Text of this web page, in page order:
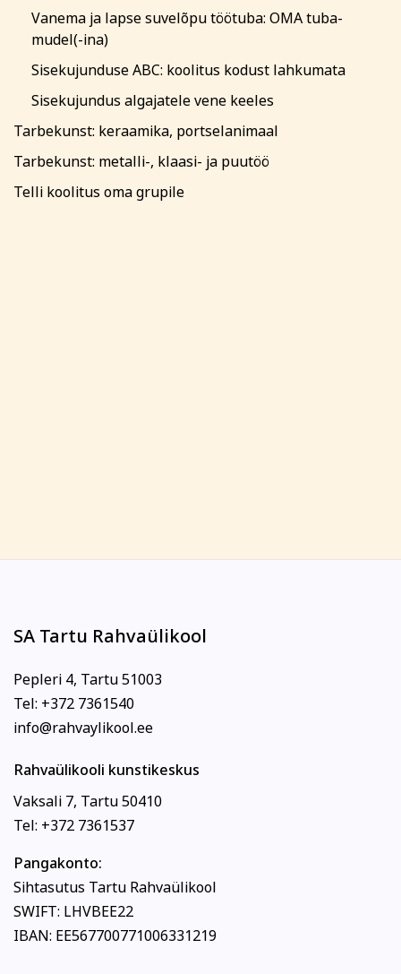
Vanema ja lapse suvelõpu töötuba: OMA tuba-
mudel(-ina)
Sisekujunduse ABC: koolitus kodust lahkumata
Sisekujundus algajatele vene keeles
Tarbekunst: keraamika, portselanimaal
Tarbekunst: metalli-, klaasi- ja puutöö
Telli koolitus oma grupile
SA Tartu Rahvaülikool
Pepleri 4, Tartu 51003
Tel: +372 7361540
info@rahvaylikool.ee
Rahvaülikooli kunstikeskus
Vaksali 7, Tartu 50410
Tel: +372 7361537
Pangakonto:
Sihtasutus Tartu Rahvaülikool
SWIFT: LHVBEE22
IBAN: EE567700771006331219